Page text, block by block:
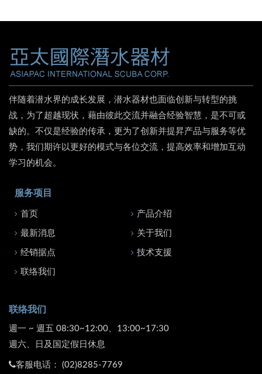
伴随着潜水界的成长发展，潜水器材也面临创新与转型的挑
战，为了超越现状，藉由彼此交流并融合经验智慧，是不可或
缺的。不仅是经验的传承，更为了创新并提昇产品与服务等优
势，我们期许以更好的模式与各位交流，提高效率和增加互动
学习的机会。
服务项目
首页 产品介绍
最新消息 关于我们
经销据点 技术支援
联络我们
联络我们
週一 ~ 週五 08:30~12:00、13:00~17:30
週六、日及国定假日休息
客服电话： (02)8285-7769